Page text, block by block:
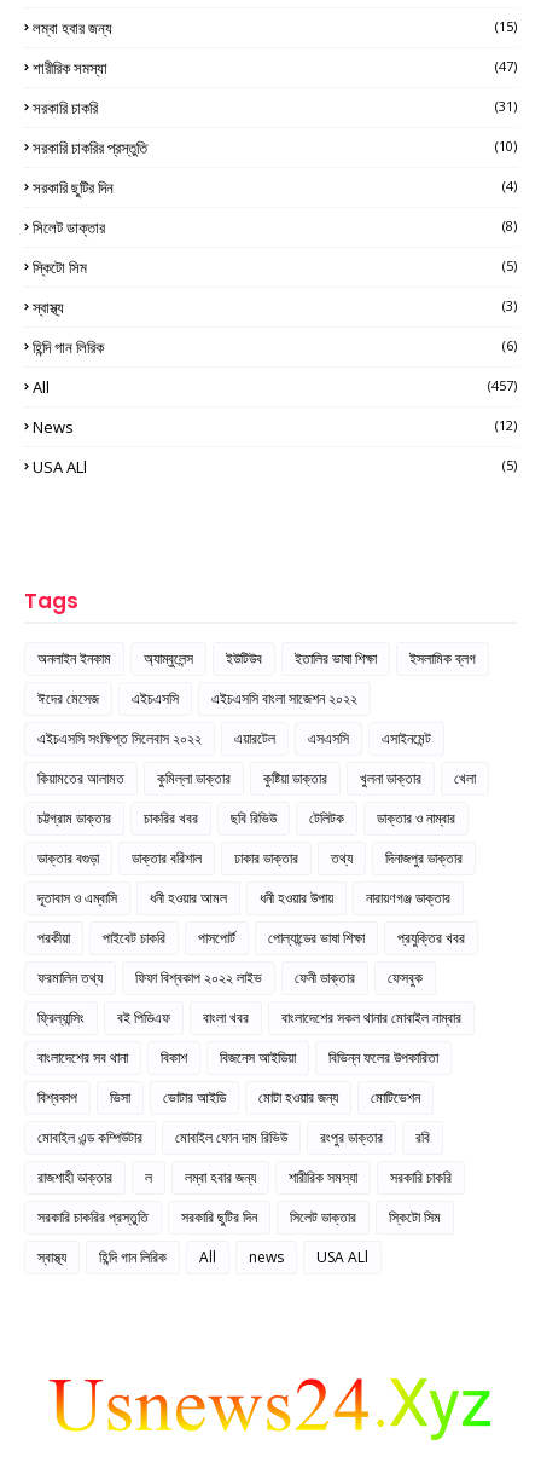
লম্বা হবার জন্য (15)
শারীরিক সমস্যা (47)
সরকারি চাকরি (31)
সরকারি চাকরির প্রস্তুতি (10)
সরকারি ছুটির দিন (4)
সিলেট ডাক্তার (8)
স্কিটো সিম (5)
স্বাস্থ্য (3)
হিন্দি গান লিরিক (6)
All (457)
News (12)
USA ALl (5)
Tags
অনলাইন ইনকাম অ্যাম্বুলেন্স ইউটিউব ইতালির ভাষা শিক্ষা
ইসলামিক ব্লগ
ঈদের মেসেজ
এইচএসসি
এইচএসসি বাংলা সাজেশন ২০২২
এইচএসসি সংক্ষিপ্ত সিলেবাস ২০২২
এয়ারটেল এসএসসি
এসাইনমেন্ট
কিয়ামতের আলামত
কুমিল্লা ডাক্তার কুষ্টিয়া ডাক্তার খুলনা ডাক্তার
খেলা
চট্টগ্রাম ডাক্তার
চাকরির খবর ছবি রিভিউ টেলিটক
ডাক্তার ও নাম্বার
ডাক্তার বগুড়া
ডাক্তার বরিশাল ঢাকার ডাক্তার তথ্য
দিনাজপুর ডাক্তার
দূতাবাস ও এম্বাসি
ধনী হওয়ার আমল ধনী হওয়ার উপায়
নারায়ণগঞ্জ ডাক্তার
পরকীয়া
পাইবেট চাকরি পাসপোর্ট পোল্যান্ডের ভাষা শিক্ষা
প্রযুক্তির খবর
ফরমালিন তথ্য
ফিফা বিশ্বকাপ ২০২২ লাইভ ফেনী ডাক্তার
ফেসবুক
ফ্রিল্যান্সিং
বই পিডিএফ বাংলা খবর
বাংলাদেশের সকল থানার মোবাইল নাম্বার
বাংলাদেশের সব থানা
বিকাশ বিজনেস আইডিয়া
বিভিন্ন ফলের উপকারিতা
বিশ্বকাপ
ভিসা ভোটার আইডি মোটা হওয়ার জন্য
মোটিভেশন
মোবাইল এন্ড কম্পিউটার
মোবাইল ফোন দাম রিভিউ রংপুর ডাক্তার
রবি
রাজশাহী ডাক্তার
ল লম্বা হবার জন্য শারীরিক সমস্যা
সরকারি চাকরি
সরকারি চাকরির প্রস্তুতি
সরকারি ছুটির দিন সিলেট ডাক্তার
স্কিটো সিম
স্বাস্থ্য
হিন্দি গান লিরিক All news USA ALl